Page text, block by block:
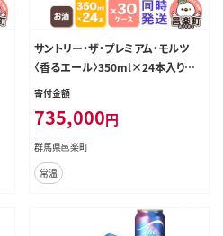
サントリー・ザ・プレミアム・モルツ
〈香るエール〉350ml×24本入り×3
0ケース（同時発送） [お酒 ビール 缶
寄付金額
735,000円
群馬県邑楽町
常温